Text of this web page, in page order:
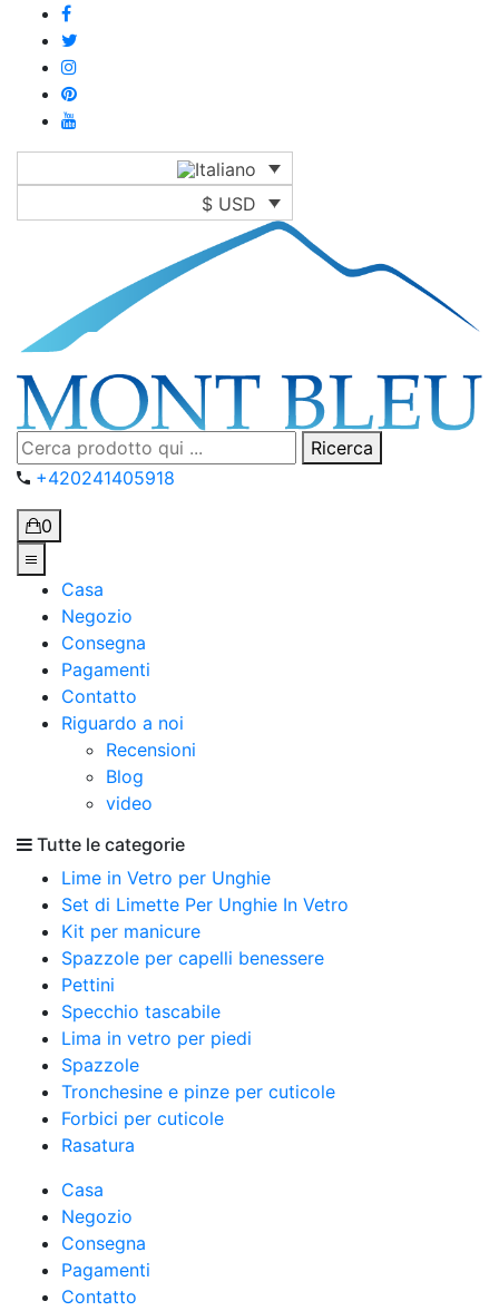
$ USD
Ricerca
+420241405918
0
Casa
Negozio
Consegna
Pagamenti
Contatto
Riguardo a noi
Recensioni
Blog
video
Tutte le categorie
Lime in Vetro per Unghie
Set di Limette Per Unghie In Vetro
Kit per manicure
Spazzole per capelli benessere
Pettini
Specchio tascabile
Lima in vetro per piedi
Spazzole
Tronchesine e pinze per cuticole
Forbici per cuticole
Rasatura
Casa
Negozio
Consegna
Pagamenti
Contatto